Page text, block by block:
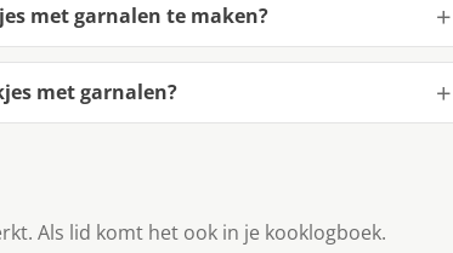
met garnalen te maken?
met garnalen?
Als lid komt het ook in je kooklogboek.